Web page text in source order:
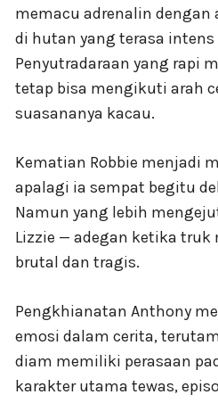
memacu adrenalin dengan
di hutan yang terasa
Penyutradaraan yang rapi
tetap bisa mengikuti arah
suasananya kacau.
Kematian Robbie menjadi
apalagi ia sempat begitu
Namun yang lebih
Lizzie — adegan ketika truk
brutal dan tragis.
Pengkhianatan Anthony
emosi dalam cerita,
diam memiliki perasaan
karakter utama tewas,